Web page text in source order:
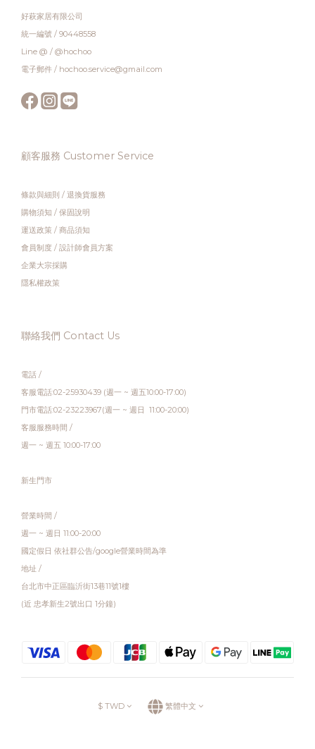
好萩家居有限公司
統一編號 / 90448558
Line @ / @hochoo
電子郵件 / hochoo.service@gmail.com
顧客服務 Customer Service
條款與細則 / 退換貨服務
購物須知 / 保固說明
運送政策 / 商品須知
會員制度 / 設計師會員方案
企業大宗採購
隱私權政策
聯絡我們 Contact Us
電話 /
客服電話:02-25930439 (週一 ~ 週五10:00-17:00)
門市電話:02-23223967(週一 ~ 週日 11:00-20:00)
客服服務時間 /
週一 ~ 週五 10:00-17:00
新生門市
營業時間 /
週一 ~ 週日 11:00-20:00
國定假日 依社群公告/google營業時間為準
地址 /
台北市中正區臨沂街13巷11號1樓
(近 忠孝新生2號出口 1分鐘)
$ TWD 繁體中文